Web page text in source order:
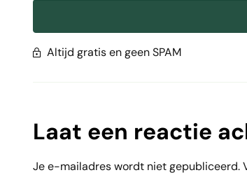
Altijd gratis en geen SPAM
Laat een reactie
Je e-mailadres wordt niet gepubliceerd.